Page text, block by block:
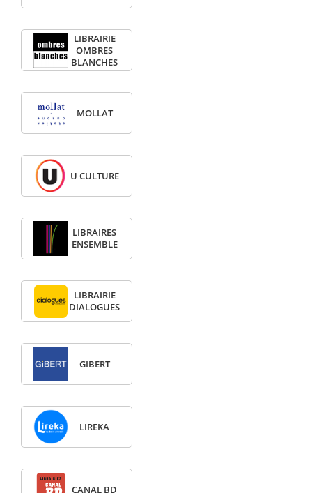
LIBRAIRIE
OMBRES
BLANCHES
MOLLAT
U CULTURE
LIBRAIRES
ENSEMBLE
LIBRAIRIE
DIALOGUES
GIBERT
LIREKA
CANAL BD